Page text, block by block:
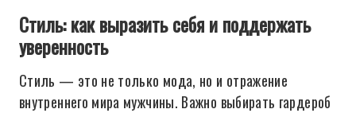
Стиль: как выразить себя и поддержать
уверенность
Стиль — это не только мода, но и отражение
внутреннего мира мужчины. Важно выбирать гардероб